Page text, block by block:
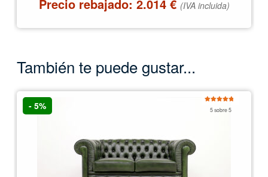
Precio rebajado: 2.014 € (IVA incluida)
También te puede gustar...
5 sobre 5
- 5%